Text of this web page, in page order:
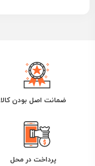
ضمانت اصل بودن کالا
پرداخت در محل